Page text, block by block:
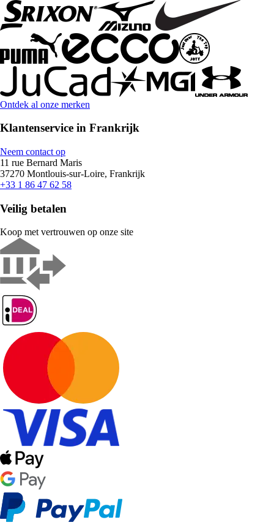
Ontdek al onze merken
Klantenservice in Frankrijk
Neem contact op
11 rue Bernard Maris
37270 Montlouis-sur-Loire, Frankrijk
+33 1 86 47 62 58
Veilig betalen
Koop met vertrouwen op onze site